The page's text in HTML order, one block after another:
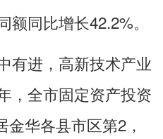
同比增长42.2%。
进，高新技术产业
，全市固定资产投资
华各县市区第2，